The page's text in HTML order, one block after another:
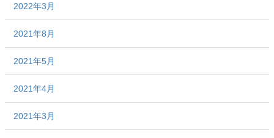
2022年3月
2021年8月
2021年5月
2021年4月
2021年3月